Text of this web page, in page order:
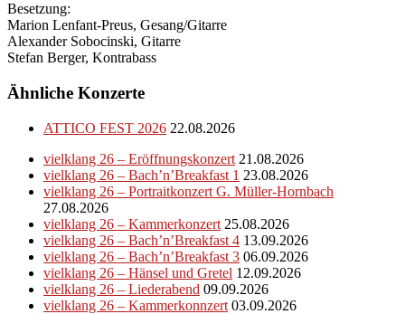
Besetzung:
Marion Lenfant-Preus, Gesang/Gitarre
Alexander Sobocinski, Gitarre
Stefan Berger, Kontrabass
Ähnliche Konzerte
ATTICO FEST 2026 22.08.2026
vielklang 26 – Eröffnungskonzert 21.08.2026
vielklang 26 – Bach’n’Breakfast 1 23.08.2026
vielklang 26 – Portraitkonzert G. Müller-Hornbach
27.08.2026
vielklang 26 – Kammerkonzert 25.08.2026
vielklang 26 – Bach’n’Breakfast 4 13.09.2026
vielklang 26 – Bach’n’Breakfast 3 06.09.2026
vielklang 26 – Hänsel und Gretel 12.09.2026
vielklang 26 – Liederabend 09.09.2026
vielklang 26 – Kammerkonnzert 03.09.2026